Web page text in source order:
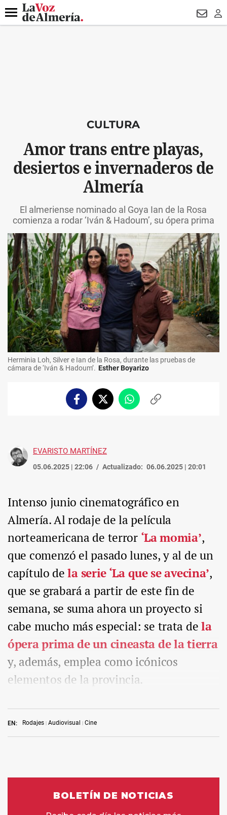
DESTACADO CONDENADOS
Menú
CULTURA
Amor trans entre playas,
desiertos e invernaderos de
Almería
El almeriense nominado al Goya Ian de la Rosa
comienza a rodar ‘Iván & Hadoum’, su ópera prima
Herminia Loh, Silver e Ian de la Rosa, durante las pruebas de
cámara de ‘Iván & Hadoum’. Esther Boyarizo
FacebookTwitterWhatsappCopiar
EVARISTO MARTÍNEZ
05.06.2025 | 22:06 Actualizado: 06.06.2025 | 20:01
EN: Rodajes Audiovisual Cine
Intenso junio cinematográfico en
Almería. Al rodaje de la película
norteamericana de terror ‘La momia’,
que comenzó el pasado lunes, y al de un
capítulo dela serie ‘La que se avecina’,
que se grabará a partir de este fin de
semana, se suma ahora un proyecto si
cabe mucho más especial: se trata dela
ópera prima de un cineasta de la tierra
y, además, emplea como icónicos
elementos de la provincia.